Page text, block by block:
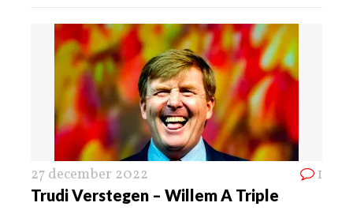
27 december 2022 1
Trudi Verstegen – Willem A Triple